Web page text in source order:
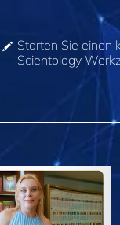
Starten Sie einen
Scientology